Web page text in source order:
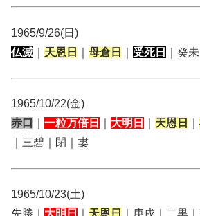
1965/9/26(日)
仏滅
天恩日 母倉日 受死日 ｜癸
1965/10/22(金)
赤口
一粒万倍日 大明日 天恩日
｜三碧｜閉｜婁
1965/10/23(土)